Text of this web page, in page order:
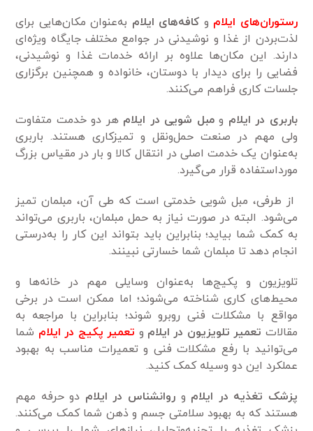
رستوران‌های ایلام و کافه‌های ایلام به‌عنوان مکان‌هایی برای
لذت‌بردن از غذا و نوشیدنی در جوامع مختلف جایگاه ویژه‌ای
دارند. این مکان‌ها علاوه بر ارائه خدمات غذا و نوشیدنی،
فضایی را برای دیدار با دوستان، خانواده و همچنین برگزاری
جلسات کاری فراهم می‌کنند.
باربری در ایلام ومبل شویی در ایلامهر دو خدمت متفاوت
ولی مهم در صنعت حمل‌ونقل و تمیزکاری هستند. باربری
به‌عنوان یک خدمت اصلی در انتقال کالا و بار در مقیاس بزرگ
مورداستفاده قرار می‌گیرد.
از طرفی، مبل شویی خدمتی است که طی آن، مبلمان تمیز
می‌شود. البته در صورت نیاز به حمل مبلمان، باربری می‌تواند
به کمک شما بیاید؛ بنابراین باید بتواند این کار را به‌درستی
انجام دهد تا مبلمان شما خسارتی نبینند.
تلویزیون و پکیج‌ها به‌عنوان وسایلی مهم در خانه‌ها و
محیط‌های کاری شناخته می‌شوند؛ اما ممکن است در برخی
مواقع با مشکلات فنی روبرو شوند؛ بنابراین با مراجعه به
مقالات تعمیر تلویزیون در ایلام و تعمیر پکیج در ایلام شما
می‌توانید با رفع مشکلات فنی و تعمیرات مناسب به بهبود
عملکرد این دو وسیله کمک کنید.
پزشک تغذیه در ایلام و روانشناس در ایلام دو حرفه مهم
هستند که به بهبود سلامتی جسم و ذهن شما کمک می‌کنند.